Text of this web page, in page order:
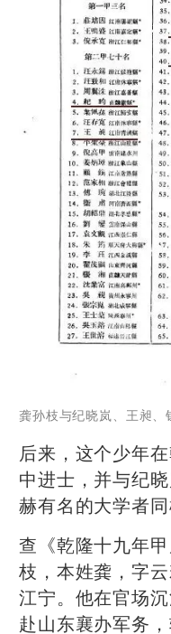
龚孙枝与纪晓岚、王昶、
后来，这个少年
中进士，并与纪
赫有名的大学者同
查《乾隆十九年
枝，本姓龚，字
江宁。他在官场
赴山东襄办军务